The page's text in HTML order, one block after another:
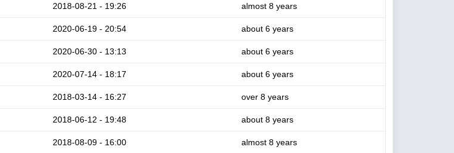
2018-08-21 - 19:26 almost 8 years
2020-06-19 - 20:54 about 6 years
2020-06-30 - 13:13 about 6 years
2020-07-14 - 18:17 about 6 years
2018-03-14 - 16:27 over 8 years
2018-06-12 - 19:48 about 8 years
2018-08-09 - 16:00 almost 8 years